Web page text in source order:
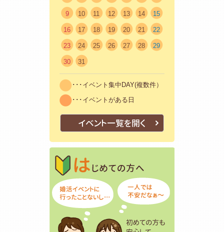
9 10 11 12 13 14 15
16 17 18 19 20 21 22
23 24 25 26 27 28 29
30 31
･･･イベント集中DAY(複数件）
･･･イベントがある日
イベント一覧を開く
はじめての方